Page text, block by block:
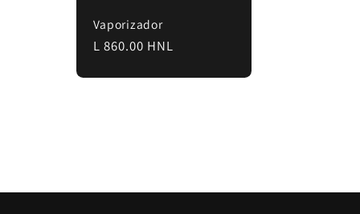
Vaporizador
Precio
L 860.00 HNL